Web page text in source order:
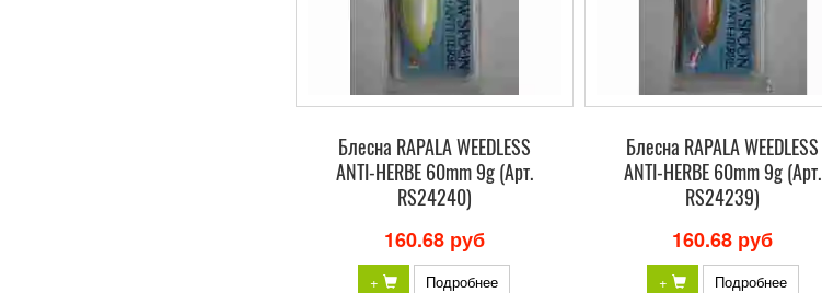
Блесна RAPALA WEEDLESS
ANTI-HERBE 60mm 9g (Арт.
RS24240)
160.68 руб
+ Подробнее
Блесна RAPALA WEEDLESS
ANTI-HERBE 60mm 9g (Арт.
RS24239)
160.68 руб
+ Подробнее